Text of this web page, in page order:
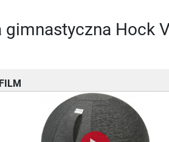
gimnastyczna Hock
FILM